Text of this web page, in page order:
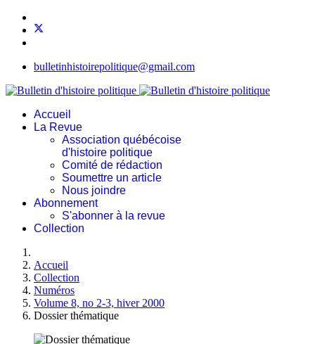
bulletinhistoirepolitique@gmail.com
Accueil
La Revue
Association québécoise
d'histoire politique
Comité de rédaction
Soumettre un article
Nous joindre
Abonnement
S'abonner à la revue
Collection
Accueil
Collection
Numéros
Volume 8, no 2-3, hiver 2000
Dossier thématique